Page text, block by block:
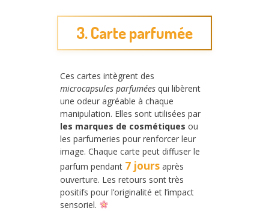
3. Carte parfumée
Ces cartes intègrent des
microcapsules parfumées qui libèrent
une odeur agréable à chaque
manipulation. Elles sont utilisées par
les marques de cosmétiques ou
les parfumeries pour renforcer leur
image. Chaque carte peut diffuser le
parfum pendant 7 jours après
ouverture. Les retours sont très
positifs pour l’originalité et l’impact
sensoriel.